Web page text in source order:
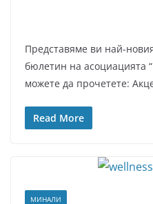
Представяме ви най-
бюлетин на асоциацията
можете да прочетете:
Read More
МИНАЛИ